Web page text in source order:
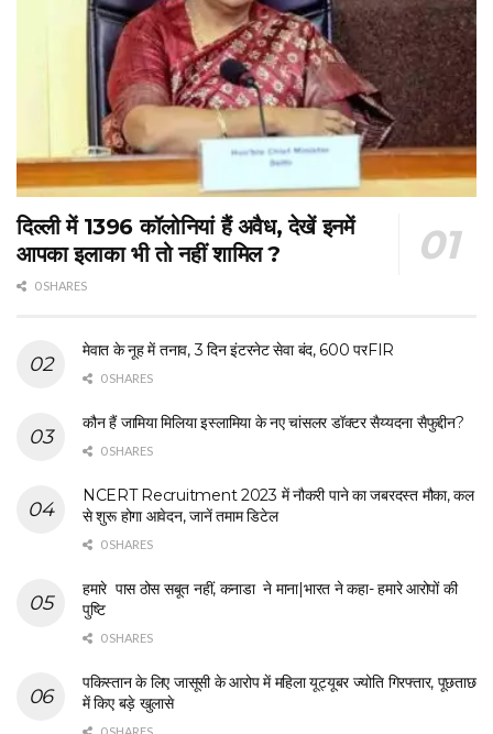
दिल्ली में 1396 कॉलोनियां हैं अवैध, देखें इनमें
आपका इलाका भी तो नहीं शामिल ?
0 SHARES
मेवात के नूह में तनाव, 3 दिन इंटरनेट सेवा बंद, 600 परFIR
0 SHARES
कौन हैं जामिया मिलिया इस्लामिया के नए चांसलर डॉक्टर सैय्यदना सैफुद्दीन?
0 SHARES
NCERT Recruitment 2023 में नौकरी पाने का जबरदस्त मौका, कल
से शुरू होगा आवेदन, जानें तमाम डिटेल
0 SHARES
हमारे पास ठोस सबूत नहीं, कनाडा ने माना|भारत ने कहा- हमारे आरोपों की
पुष्टि
0 SHARES
पकिस्तान के लिए जासूसी के आरोप में महिला यूट्यूबर ज्योति गिरफ्तार, पूछताछ
में किए बड़े खुलासे